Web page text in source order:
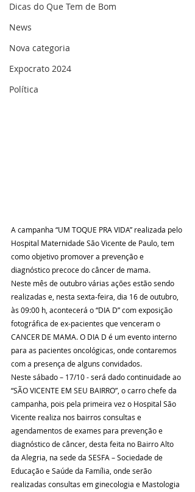
Dicas do Que Tem de Bom
News
Nova categoria
Expocrato 2024
Política
A campanha “UM TOQUE PRA VIDA” realizada pelo
Hospital Maternidade São Vicente de Paulo, tem
como objetivo promover a prevenção e
diagnóstico precoce do câncer de mama.
Neste mês de outubro várias ações estão sendo
realizadas e, nesta sexta-feira, dia 16 de outubro,
às 09:00 h, acontecerá o “DIA D” com exposição
fotográfica de ex-pacientes que venceram o
CANCER DE MAMA. O DIA D é um evento interno
para as pacientes oncológicas, onde contaremos
com a presença de alguns convidados.
Neste sábado – 17/10 - será dado continuidade ao
“SÃO VICENTE EM SEU BAIRRO”, o carro chefe da
campanha, pois pela primeira vez o Hospital São
Vicente realiza nos bairros consultas e
agendamentos de exames para prevenção e
diagnóstico de câncer, desta feita no Bairro Alto
da Alegria, na sede da SESFA – Sociedade de
Educação e Saúde da Família, onde serão
realizadas consultas em ginecologia e Mastologia